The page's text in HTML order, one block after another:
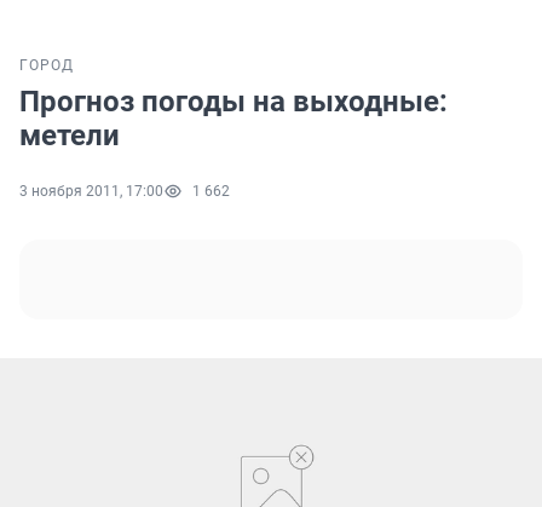
ГОРОД
Прогноз погоды на выходные:
метели
3 ноября 2011, 17:00 1 662